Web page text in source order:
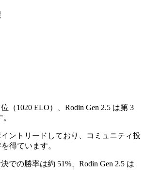
（1020 ELO）、Rodin Gen 2.5 は第 3
イントリードしており、コミュニティ投
得ています。
での勝率は約 51%、Rodin Gen 2.5 は